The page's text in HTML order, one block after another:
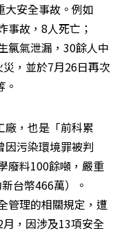
大安全事故。例如
事故，8人死亡；
氯氣泄漏，30餘人中
，並於7月26日再次
廠，也是「前科累
因污染環境罪被判
廢料100餘噸，嚴重
台幣466萬）。
管理的相關規定，遭
，因涉及13項安全